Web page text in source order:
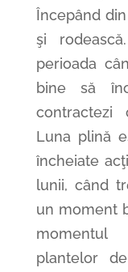
Începând
şi
perioada
bine să
contractezi
Luna plină
încheiate
lunii, când
un moment
plantelor